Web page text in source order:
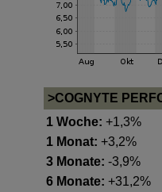
>COGNYTE
1 Woche: +1,3%
1 Monat: +3,2%
3 Monate: -3,9%
6 Monate: +31,2%